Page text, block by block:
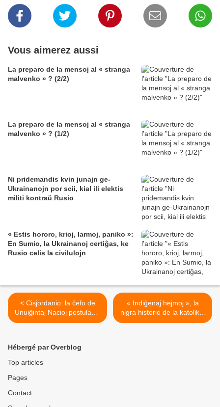
Vous aimerez aussi
La preparo de la mensoj al « stranga
malvenko » ? (2/2)
La preparo de la mensoj al « stranga
malvenko » ? (1/2)
Ni pridemandis kvin junajn ge-
Ukrainanojn por scii, kial ili elektis
militi kontraŭ Rusio
« Estis hororo, krioj, larmoj, paniko »:
En Sumio, la Ukrainanoj certiĝas, ke
Rusio celis la civilulojn
< Cisjordanio: la ĉefo de
Unuiĝintaj Nacioj postulas «
ĉesigon » de la kontraŭ-
« Indiĝenaj hejmoj », la
nigra historio de la katolikaj
pensionoj en franca Gujano
Hébergé par Overblog
Top articles
Pages
Contact